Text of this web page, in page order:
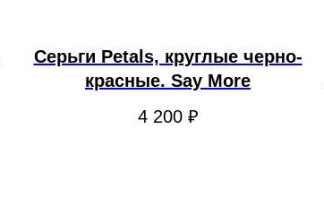
Серьги Petals, круглые черно-
красные. Say More
4 200 ₽